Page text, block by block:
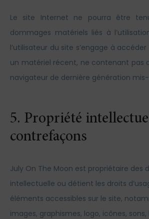
Le site Internet ne pourra être
dommages matériels liés à
l’utilisateur du site s’engage à
un matériel récent, ne contenant pas
navigateur de dernière génération
5. Propriété
contrefaçons
July On The Moon est propriétaire des
intellectuelle ou détient les droits
éléments accessibles sur le site,
images, graphismes, logo, icônes, sons,